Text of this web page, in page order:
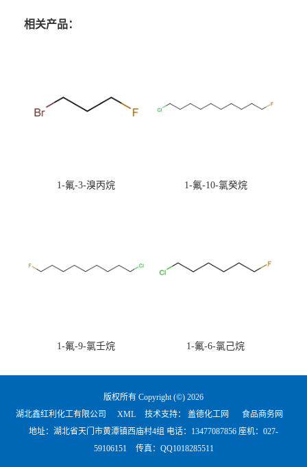
相关产品：
1-氟-3-溴丙烷 1-氟-10-氯癸烷
1-氟-9-氯壬烷 1-氟-6-氯己烷
版权所有 Copyright (©) 2026
湖北鑫红利化工有限公司
XML 技术支持： 盖德化工网
食品商务网
地址：湖北省天门市黄潭镇西庙村4组 电话： 13477087856 座机：027-
59106151
传真：QQ1018285511